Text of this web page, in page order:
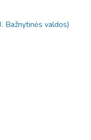
Bažnytinės valdos)